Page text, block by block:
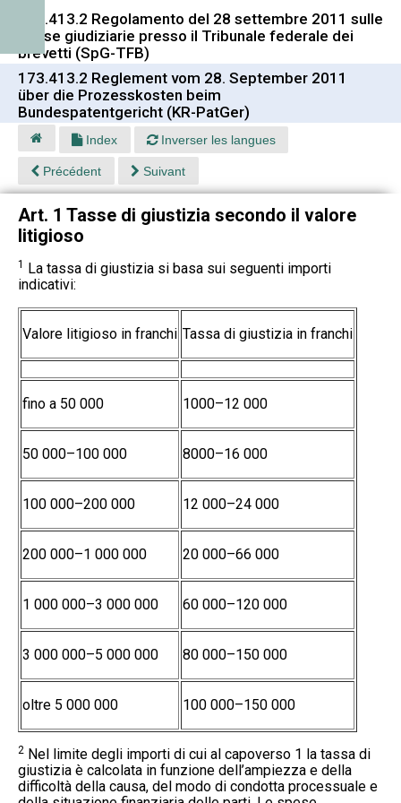
173.413.2 Regolamento del 28 settembre 2011 sulle
spese giudiziarie presso il Tribunale federale dei
brevetti (SpG-TFB)
173.413.2 Reglement vom 28. September 2011
über die Prozesskosten beim
Bundespatentgericht (KR-PatGer)
Index Inverser les langues
Précédent Suivant
Art. 1 Tasse di giustizia secondo il valore
litigioso
1 La tassa di giustizia si basa sui seguenti importi
indicativi:
Valore litigioso in franchi Tassa di giustizia in franchi
fino a 50 000 1000–12 000
50 000–100 000 8000–16 000
100 000–200 000 12 000–24 000
200 000–1 000 000 20 000–66 000
1 000 000–3 000 000 60 000–120 000
3 000 000–5 000 000 80 000–150 000
oltre 5 000 000 100 000–150 000
2 Nel limite degli importi di cui al capoverso 1 la tassa di
giustizia è calcolata in funzione dell’ampiezza e della
difficoltà della causa, del modo di condotta processuale e